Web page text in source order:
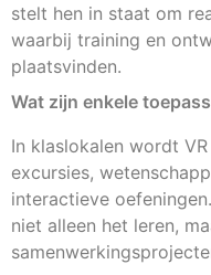
stelt hen in staat om
waarbij training en
plaatsvinden.
Wat zijn enkele
In klaslokalen wordt
excursies,
interactieve
niet alleen het leren,